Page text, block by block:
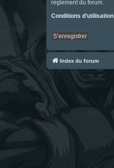
règlement du forum.
Conditions d’utilisation
S’enregistrer
Index du forum